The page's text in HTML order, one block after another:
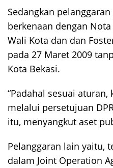
Sedangkan
berkenaan dengan
Wali Kota dan dan
pada 27 Maret 2009
Kota Bekasi.
“Padahal sesuai
melalui persetujuan
itu, menyangkut aset
Pelanggaran lain yaitu,
dalam Joint Operation